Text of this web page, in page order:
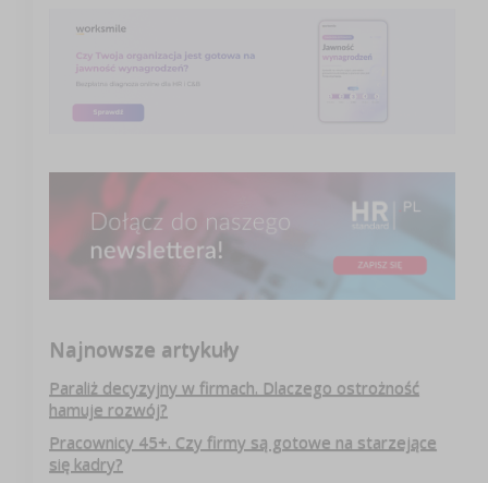
Najnowsze artykuły
Paraliż decyzyjny w firmach. Dlaczego ostrożność
hamuje rozwój?
Pracownicy 45+. Czy firmy są gotowe na starzejące
się kadry?